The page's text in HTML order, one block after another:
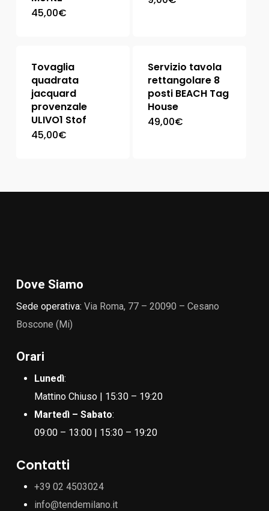
45,00€
Tovaglia
quadrata
jacquard
provenzale
ULIVO1 Stof
45,00€
Servizio tavola
rettangolare 8
posti BEACH Tag
House
49,00€
Dove Siamo
Sede operativa: Via Roma, 77 – 20090 – Cesano
Boscone (Mi)
Orari
Lunedì:
Mattino Chiuso | 15:30 – 19:20
Martedì – Sabato:
09:00 – 13:00 | 15:30 – 19:20
Contatti
+39 02 4503024
info@tendemilano.it